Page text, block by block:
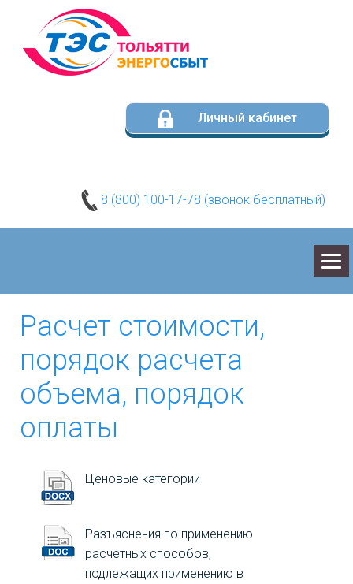
Личный кабинет
8 (800) 100-17-78 (звонок бесплатный)
ЮРИДИЧЕСКИМ ЛИЦАМ
ФИЗИЧЕСКИМ ЛИЦАМ
НОРМАТИВНЫЕ ДОКУМЕНТЫ
ОСТАВИТЬ СООБЩЕНИЕ
Расчет стоимости,
порядок расчета
объема, порядок
оплаты
Ценовые категории
Разъяснения по применению
расчетных способов,
подлежащих применению в